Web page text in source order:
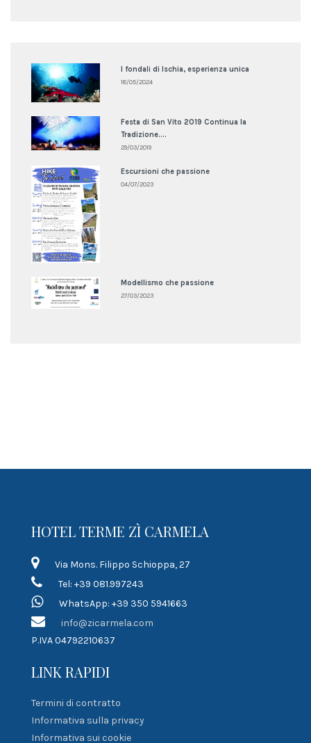
I fondali di Ischia, esperienza unica
18/05/2024
Festa di San Vito 2019 Continua la
Tradizione....
29/03/2019
Escursioni che passione
04/07/2023
Modellismo che passione
27/03/2023
HOTEL TERME ZÌ CARMELA
Via Mons. Filippo Schioppa, 27
Tel: +39 081.997243
WhatsApp: +39 350 5941663
info@zicarmela.com
P.IVA 04792210637
LINK RAPIDI
Termini di contratto
Informativa sulla privacy
Informativa sui cookie